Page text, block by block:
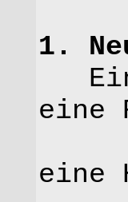
1.
Ein
eine
eine